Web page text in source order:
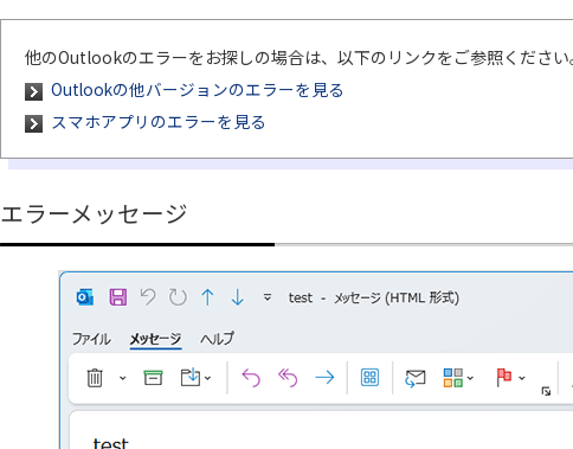
他のOutlookのエラーをお探しの場合は、以下のリンクをご参照くださ
Outlookの他バージョンのエラーを見る
スマホアプリのエラーを見る
エラーメッセージ